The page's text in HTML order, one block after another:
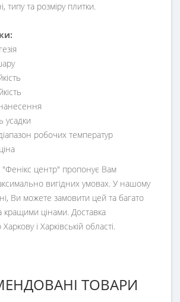
типу та розміру плитки.
усадки
робочих температур
"Фенікс центр" пропонує Вам
вигідних умовах. У нашому
Ви можете замовити цей та багато
кращими цінами. Доставка
і Харківській області.
ТОВАРИ